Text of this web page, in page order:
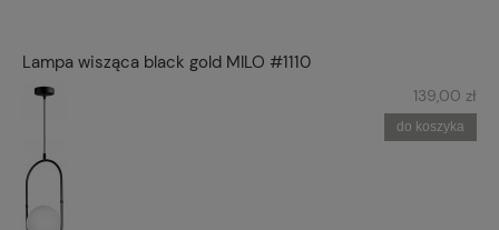
Lampa wisząca black gold MILO #1110
139,00 zł
do koszyka